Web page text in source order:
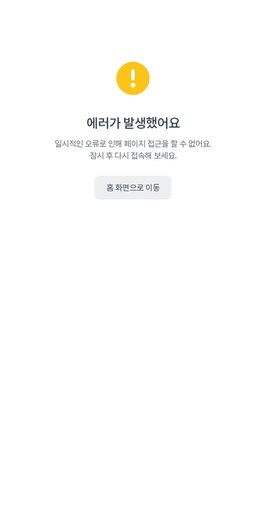
에러가 발생했어요
일시적인 오류로 인해 페이지 접근을 할 수 없어요.
잠시 후 다시 접속해 보세요.
홈 화면으로 이동